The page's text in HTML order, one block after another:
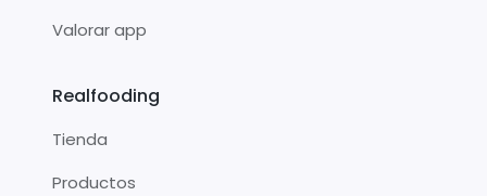
Valorar app
Realfooding
Tienda
Productos